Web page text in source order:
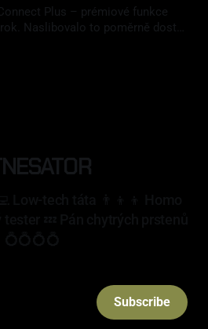
Plus – prémiové funkce
Naslibovalo to poměrně dost
Subscribe